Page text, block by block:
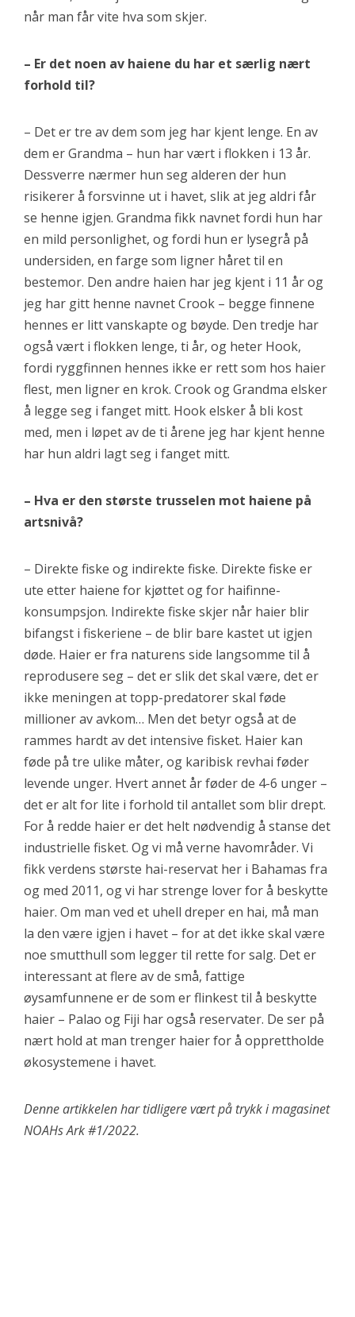
når man får vite hva som skjer.
– Er det noen av haiene du har et særlig nært
forhold til?
– Det er tre av dem som jeg har kjent lenge. En av
dem er Grandma – hun har vært i flokken i 13 år.
Dessverre nærmer hun seg alderen der hun
risikerer å forsvinne ut i havet, slik at jeg aldri får
se henne igjen. Grandma fikk navnet fordi hun har
en mild personlighet, og fordi hun er lysegrå på
undersiden, en farge som ligner håret til en
bestemor. Den andre haien har jeg kjent i 11 år og
jeg har gitt henne navnet Crook – begge finnene
hennes er litt vanskapte og bøyde. Den tredje har
også vært i flokken lenge, ti år, og heter Hook,
fordi ryggfinnen hennes ikke er rett som hos haier
flest, men ligner en krok. Crook og Grandma elsker
å legge seg i fanget mitt. Hook elsker å bli kost
med, men i løpet av de ti årene jeg har kjent henne
har hun aldri lagt seg i fanget mitt.
– Hva er den største trusselen mot haiene på
artsnivå?
– Direkte fiske og indirekte fiske. Direkte fiske er
ute etter haiene for kjøttet og for haifinne-
konsumpsjon. Indirekte fiske skjer når haier blir
bifangst i fiskeriene – de blir bare kastet ut igjen
døde. Haier er fra naturens side langsomme til å
reprodusere seg – det er slik det skal være, det er
ikke meningen at topp-predatorer skal føde
millioner av avkom… Men det betyr også at de
rammes hardt av det intensive fisket. Haier kan
føde på tre ulike måter, og karibisk revhai føder
levende unger. Hvert annet år føder de 4-6 unger –
det er alt for lite i forhold til antallet som blir drept.
For å redde haier er det helt nødvendig å stanse det
industrielle fisket. Og vi må verne havområder. Vi
fikk verdens største hai-reservat her i Bahamas fra
og med 2011, og vi har strenge lover for å beskytte
haier. Om man ved et uhell dreper en hai, må man
la den være igjen i havet – for at det ikke skal være
noe smutthull som legger til rette for salg. Det er
interessant at flere av de små, fattige
øysamfunnene er de som er flinkest til å beskytte
haier – Palao og Fiji har også reservater. De ser på
nært hold at man trenger haier for å opprettholde
økosystemene i havet.
Denne artikkelen har tidligere vært på trykk i magasinet
NOAHs Ark #1/2022.